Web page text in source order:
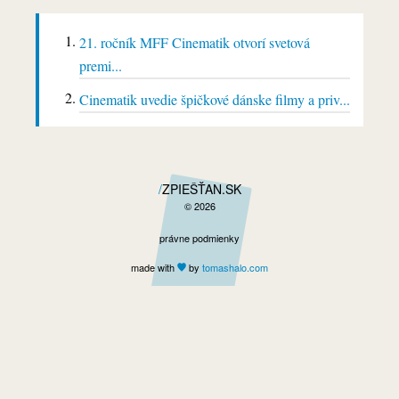
21. ročník MFF Cinematik otvorí svetová
premi...
Cinematik uvedie špičkové dánske filmy a priv...
ZPIEŠŤAN.SK
© 2026
právne podmienky
made with by tomashalo.com